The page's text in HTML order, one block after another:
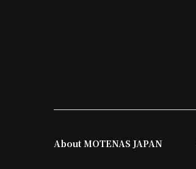
About MOTENAS JAPAN